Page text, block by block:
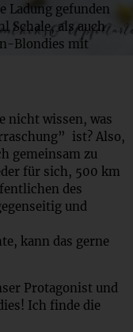
Ladung gefunden
Schale, als auch
Blondies mit
nicht wissen, was
ist? Also,
gemeinsam zu
für sich, 500 km
des
und
kann das gerne
Protagonist und
Ich finde die